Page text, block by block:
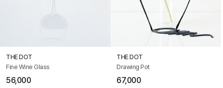
THE DOT
Fine Wine Glass
56,000
THE DOT
Drawing Pot
67,000